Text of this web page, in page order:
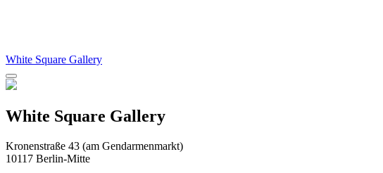
White Square Gallery
White Square Gallery
Kronenstraße 43 (am Gendarmenmarkt)
10117 Berlin-Mitte